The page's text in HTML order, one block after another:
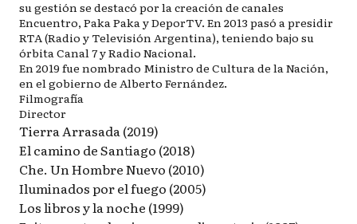
su gestión se destacó por la creación de canales
Encuentro, Paka Paka y DeporTV. En 2013 pasó a presidir
RTA (Radio y Televisión Argentina), teniendo bajo su
órbita Canal 7 y Radio Nacional.
En 2019 fue nombrado Ministro de Cultura de la Nación,
en el gobierno de Alberto Fernández.
Filmografía
Director
Tierra Arrasada (2019)
El camino de Santiago (2018)
Che. Un Hombre Nuevo (2010)
Iluminados por el fuego (2005)
Los libros y la noche (1999)